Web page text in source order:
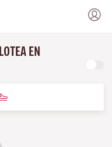
EN